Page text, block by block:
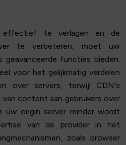
effectief te verlagen en de
te verbeteren, moet uw
geavanceerde functies bieden.
voor het gelijkmatig verdelen
over servers, terwijl CDN's
content aan gebruikers over
uw origin server minder wordt
van de provider in het
zoals browser